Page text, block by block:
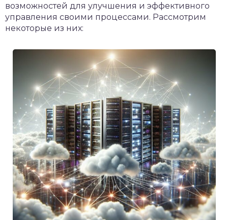
возможностей для улучшения и эффективного
управления своими процессами. Рассмотрим
некоторые из них: